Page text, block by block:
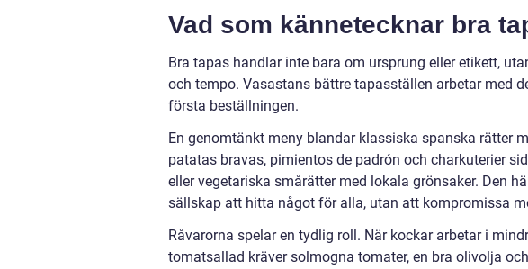
Vad som kännetecknar bra
Bra tapas handlar inte bara om ursprung eller etikett,
och tempo. Vasastans bättre tapasställen arbetar med
första beställningen.
En genomtänkt meny blandar klassiska spanska rätter
patatas bravas, pimientos de padrón och charkuterier
eller vegetariska smårätter med lokala grönsaker. Den
sällskap att hitta något för alla, utan att kompromissa
Råvarorna spelar en tydlig roll. När kockar arbetar i
tomatsallad kräver solmogna tomater, en bra olivolja